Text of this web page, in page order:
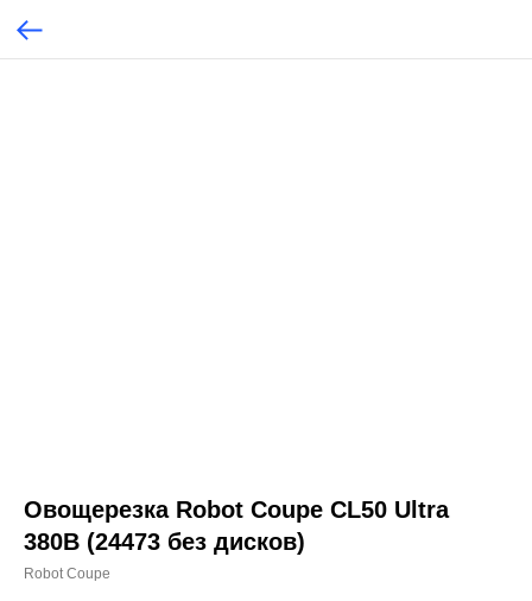
Овощерезка Robot Coupe CL50 Ultra
380В (24473 без дисков)
Robot Coupe